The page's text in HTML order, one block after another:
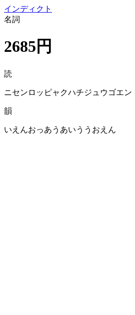
インディクト
名詞
2685円
読
ニセンロッピャクハチジュウゴエン
韻
いえんおっあうあいううおえん